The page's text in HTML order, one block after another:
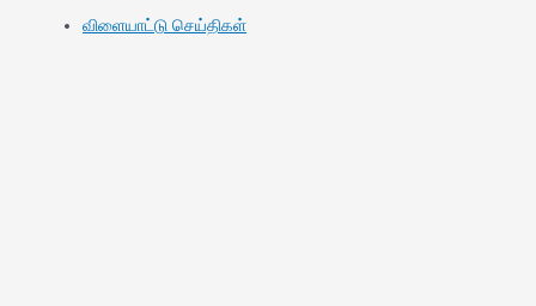
விளையாட்டு செய்திகள்